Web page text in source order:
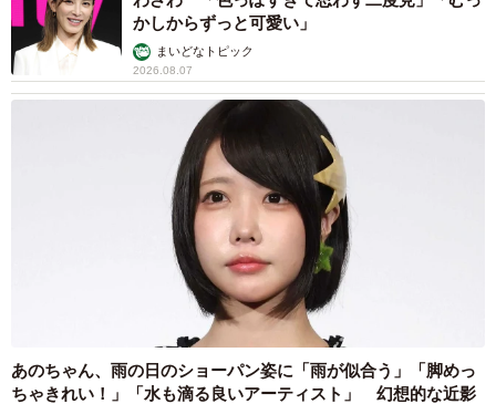
たちが引き受ける際には、検査やワクチンといった医療処
置を全て済ませた状態で渡してくれました。そんな常識的
なボランティアとして活動していた姿も知っています」と
振り返ります。
かしからずっと可愛い」
まいどなトピック
2026.08.07
あのちゃん、雨の日のショーパン姿に「雨が似合う」「脚めっ
ちゃきれい！」「水も滴る良いアーティスト」 幻想的な近影